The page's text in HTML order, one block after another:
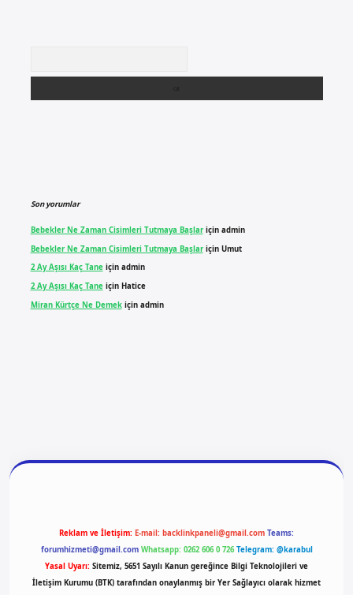
Son yorumlar
Bebekler Ne Zaman Cisimleri Tutmaya Başlariçin admin
Bebekler Ne Zaman Cisimleri Tutmaya Başlariçin Umut
2 Ay Aşısı Kaç Taneiçin admin
2 Ay Aşısı Kaç Taneiçin Hatice
Miran Kürtçe Ne Demekiçin admin
Reklam ve İletişim: E-mail: backlinkpaneli@gmail.com Teams:
forumhizmeti@gmail.com Whatsapp: 0262 606 0 726 Telegram: @karabul
Yasal Uyarı: Sitemiz, 5651 Sayılı Kanun gereğince Bilgi Teknolojileri ve
İletişim Kurumu (BTK) tarafından onaylanmış bir Yer Sağlayıcı olarak hizmet